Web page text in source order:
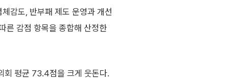
감도, 반부패 제도 운영과 개선
른 감점 항목을 종합해 산정한
회 평균 73.4점을 크게 웃돈다.